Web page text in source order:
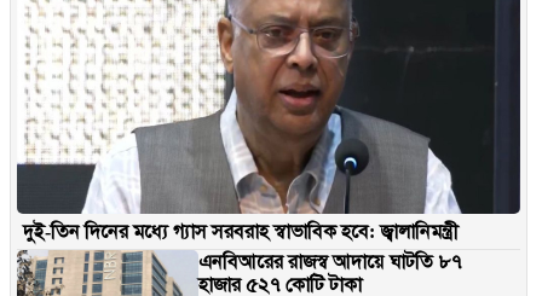
দুই-তিন দিনের মধ্যে গ্যাস সরবরাহ স্বাভাবিক হবে: জ্বালানিমন্ত্রী
এনবিআরের রাজস্ব আদায়ে ঘাটতি ৮৭
হাজার ৫২৭ কোটি টাকা